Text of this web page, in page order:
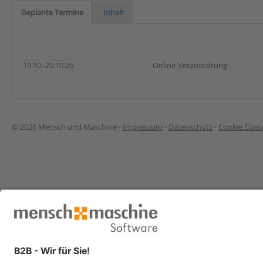
Geplante Termine Inhalt
19.10.-20.10.26 Online-Veranstaltung
© 2026 Mensch und Maschine - Impressum - Datenschutz- Cookie